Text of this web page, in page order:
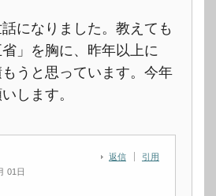
になりました。教えても
」を胸に、昨年以上に
うと思っています。今年
します。
01日
返信 引用